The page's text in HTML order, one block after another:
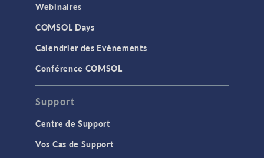
Webinaires
COMSOL Days
Calendrier des Evènements
Conférence COMSOL
Support
Centre de Support
Vos Cas de Support